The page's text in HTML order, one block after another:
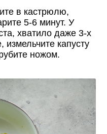
в кастрюлю,
5-6 минут. У
хватило даже 3-х
измельчите капусту
ножом.